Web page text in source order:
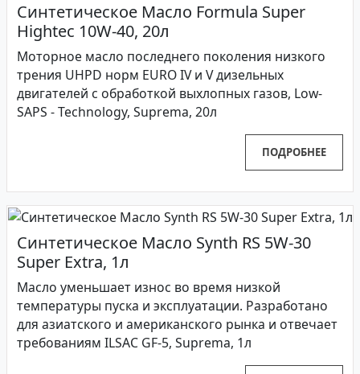
Синтетическое Масло Formula Super
Hightec 10W-40, 20л
Моторное масло последнего поколения низкого
трения UHPD норм EURO IV и V дизельных
двигателей с обработкой выхлопных газов, Low-
SAPS - Technology, Suprema, 20л
ПОДРОБНЕЕ
Синтетическое Масло Synth RS 5W-30
Super Extra, 1л
Масло уменьшает износ во время низкой
температуры пуска и эксплуатации. Разработано
для азиатского и американского рынка и отвечает
требованиям ILSAC GF-5, Suprema, 1л